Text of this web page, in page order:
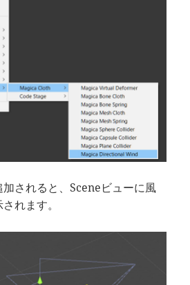
されると、Sceneビューに風
れます。